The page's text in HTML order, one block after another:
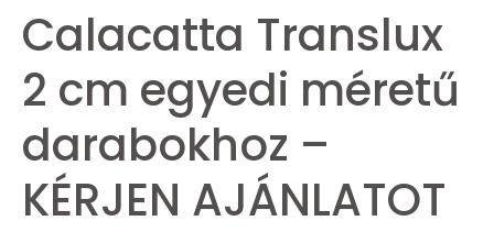
Calacatta Translux
2 cm egyedi méretű
darabokhoz –
KÉRJEN AJÁNLATOT